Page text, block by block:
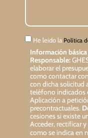
He leido la Política
Información
Responsable:
elaborar el
como contactar
con dicha solicitud
teléfono indicados
Aplicación a
precontractuales.
cesiones si existe
Acceder, rectificar
como se indica en